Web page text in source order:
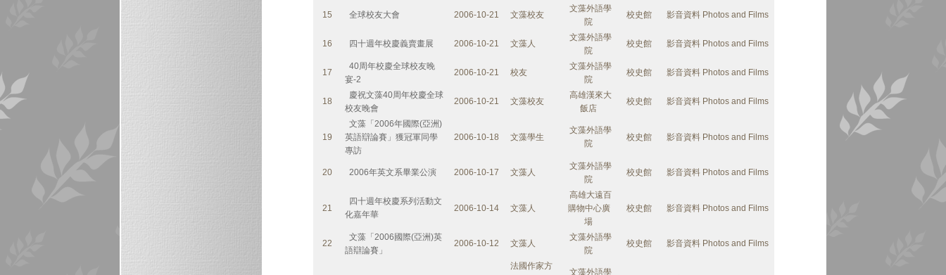
15 全球校友大會 2006-10-21 文藻校友
文藻外語學
院
校史館 影音資料 Photos and Films
16 四十週年校慶義賣畫展 2006-10-21 文藻人
文藻外語學
院
校史館 影音資料 Photos and Films
17
40周年校慶全球校友晚
宴-2
2006-10-21 校友
文藻外語學
院
校史館 影音資料 Photos and Films
18
慶祝文藻40周年校慶全球
校友晚會
2006-10-21 文藻校友
高雄漢來大
飯店
校史館 影音資料 Photos and Films
19
文藻「2006年國際(亞洲)
英語辯論賽」獲冠軍同學
專訪
2006-10-18 文藻學生
文藻外語學
院
校史館 影音資料 Photos and Films
20 2006年英文系畢業公演 2006-10-17 文藻人
文藻外語學
院
校史館 影音資料 Photos and Films
21
四十週年校慶系列活動文
化嘉年華
2006-10-14 文藻人
高雄大遠百
購物中心廣
場
校史館 影音資料 Photos and Films
22
文藻「2006國際(亞洲)英
語辯論賽」
2006-10-12 文藻人
文藻外語學
院
校史館 影音資料 Photos and Films
法國作家方
文藻外語學